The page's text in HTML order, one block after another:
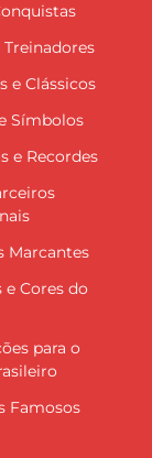
Treinadores
e Clássicos
Símbolos
e Recordes
Marcantes
Cores do
para o
Famosos